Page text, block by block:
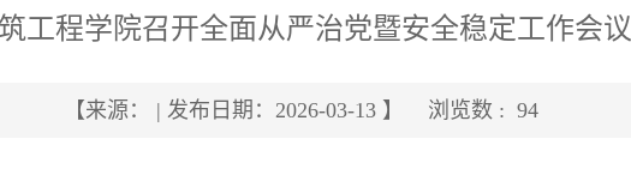
工程学院召开全面从严治党暨安全稳定工作会议
【来源： | 发布日期：2026-03-13 】 浏览数 : 94